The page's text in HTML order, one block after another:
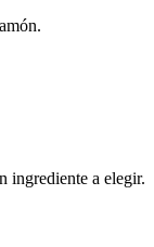
ingrediente a elegir.